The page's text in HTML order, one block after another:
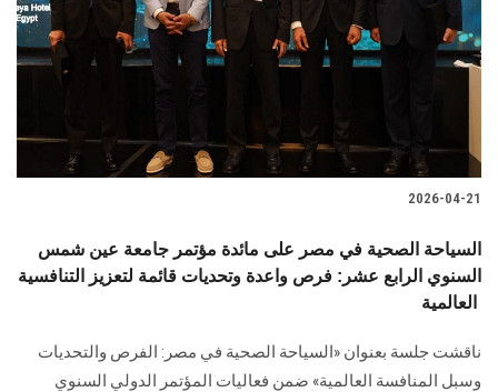
2026-04-21
السياحة الصحية في مصر على مائدة مؤتمر جامعة عين شمس
السنوي الرابع عشر: فرص واعدة وتحديات قائمة لتعزيز التنافسية
ناقشت جلسة بعنوان «السياحة الصحية في مصر: الفرص والتحديات
وسبل المنافسة العالمية» ضمن فعاليات المؤتمر الدولي السنوي